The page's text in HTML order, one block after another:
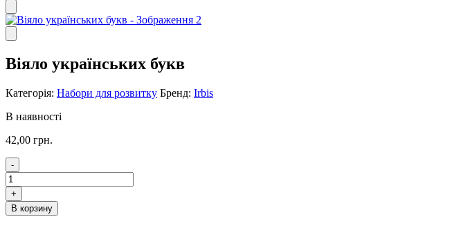
Віяло українських букв
Категорія: Набори для розвитку Бренд: Irbis
В наявності
42,00 грн.
-
Віяло
українських
букв
кількість
+
В корзину